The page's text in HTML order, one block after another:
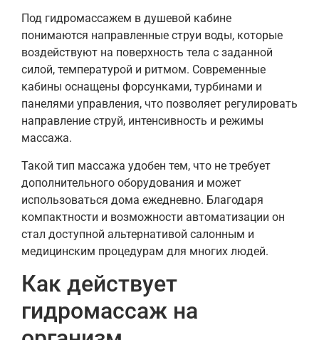
Под гидромассажем в душевой кабине
понимаются направленные струи воды, которые
воздействуют на поверхность тела с заданной
силой, температурой и ритмом. Современные
кабины оснащены форсунками, турбинами и
панелями управления, что позволяет регулировать
направление струй, интенсивность и режимы
массажа.
Такой тип массажа удобен тем, что не требует
дополнительного оборудования и может
использоваться дома ежедневно. Благодаря
компактности и возможности автоматизации он
стал доступной альтернативой салонным и
медицинским процедурам для многих людей.
Как действует
гидромассаж на